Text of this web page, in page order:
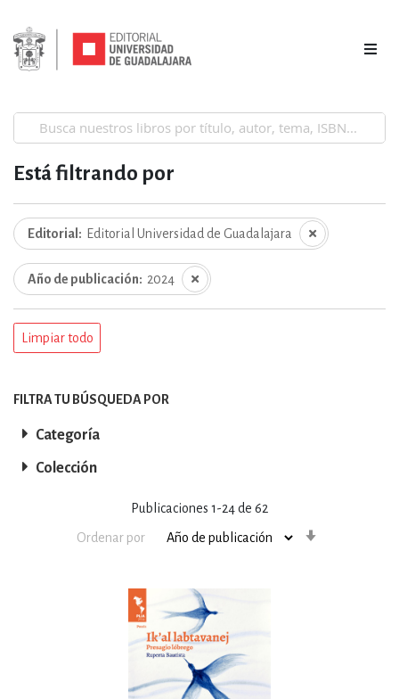
Publicaciones 1-24de 62
Ordenar por
Está filtrando por
Editorial Editorial Universidad de Guadalajara
Año de publicación 2024
Limpiar todo
FILTRA TU BÚSQUEDA POR
Categoría
Colección